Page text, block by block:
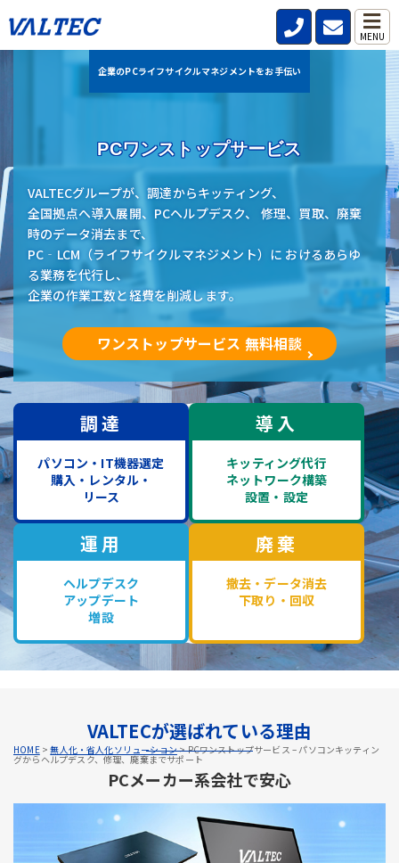
MENU
HOME>無人化・省人化ソリューション>PCワンストップサービス – パソコンキッティン
グからヘルプデスク、修理、廃棄までサポート
企業のPCライフサイクルマネジメントをお手伝い
PCワンストップサービス
VALTECグループが、調達からキッティング、
全国拠点へ導入展開、PCヘルプデスク、 修理、買取、廃棄
時のデータ消去まで、
PC‐LCM（ライフサイクルマネジメント）に おけるあらゆ
る業務を代行し、
企業の作業工数と経費を削減します。
ワンストップサービス 無料相談
調達
パソコン・IT機器選定
購入・レンタル・
リース
導入
キッティング代行
ネットワーク構築
設置・設定
運用
ヘルプデスク
アップデート
増設
廃棄
撤去・データ消去
下取り・回収
VALTECが選ばれている理由
PCメーカー系会社で安心